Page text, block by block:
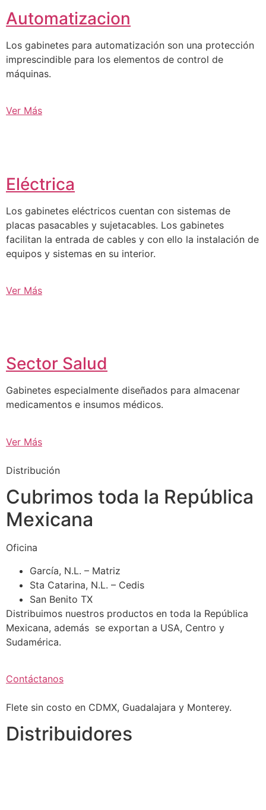
Automatizacion
Los gabinetes para automatización son una protección
imprescindible para los elementos de control de
máquinas.
Ver Más
Eléctrica
Los gabinetes eléctricos cuentan con sistemas de
placas pasacables y sujetacables. Los gabinetes
facilitan la entrada de cables y con ello la instalación de
equipos y sistemas en su interior.
Ver Más
Sector Salud
Gabinetes especialmente diseñados para almacenar
medicamentos e insumos médicos.
Ver Más
Distribución
Cubrimos toda la República
Mexicana
Oficina
García, N.L. – Matriz
Sta Catarina, N.L. – Cedis
San Benito TX
Distribuimos nuestros productos en toda la República
Mexicana, además se exportan a USA, Centro y
Sudamérica.
Contáctanos
Flete sin costo en CDMX, Guadalajara y Monterey.
Distribuidores